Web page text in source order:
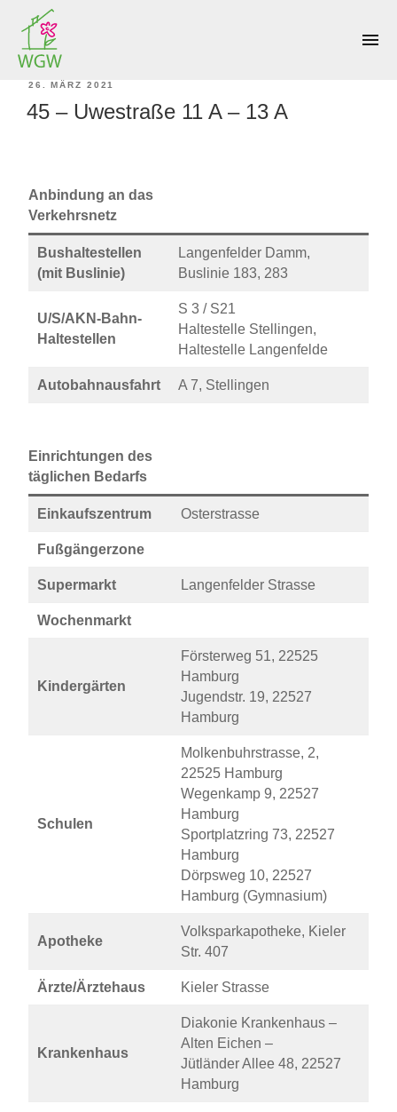
menu
KATEGORIE:
VERÖFFENTLICHT
AM
26. MÄRZ 2021
45 – Uwestraße 11 A – 13 A
Anbindung an das
Verkehrsnetz
Bushaltestellen
(mit Buslinie)
Langenfelder Damm,
Buslinie 183, 283
U/S/AKN-Bahn-
Haltestellen
S 3 / S21
Haltestelle Stellingen,
Haltestelle Langenfelde
Autobahnausfahrt A 7, Stellingen
Einrichtungen des
täglichen Bedarfs
Einkaufszentrum Osterstrasse
Fußgängerzone
Supermarkt Langenfelder Strasse
Wochenmarkt
Kindergärten
Försterweg 51, 22525
Hamburg
Jugendstr. 19, 22527
Hamburg
Schulen
Molkenbuhrstrasse, 2,
22525 Hamburg
Wegenkamp 9, 22527
Hamburg
Sportplatzring 73, 22527
Hamburg
Dörpsweg 10, 22527
Hamburg (Gymnasium)
Apotheke
Volksparkapotheke, Kieler
Str. 407
Ärzte/Ärztehaus Kieler Strasse
Krankenhaus
Diakonie Krankenhaus –
Alten Eichen –
Jütländer Allee 48, 22527
Hamburg